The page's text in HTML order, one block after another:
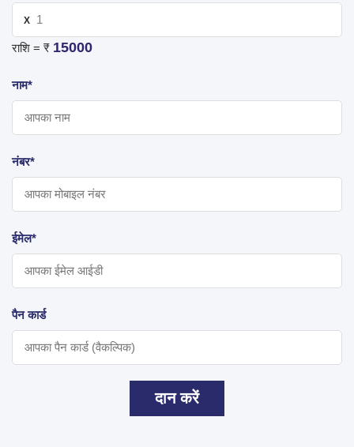
X
राशि = ₹ 15000
नाम*
नंबर*
ईमेल*
पैन कार्ड
दान करें